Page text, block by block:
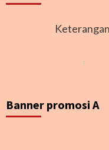
Banner promosi A